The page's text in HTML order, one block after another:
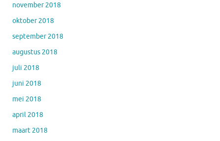
november 2018
oktober 2018
september 2018
augustus 2018
juli 2018
juni 2018
mei 2018
april 2018
maart 2018